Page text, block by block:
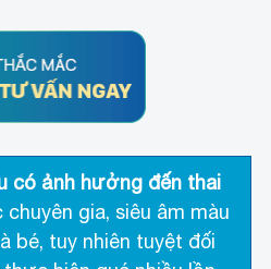
có ảnh hưởng đến thai
chuyên gia, siêu âm màu
bé, tuy nhiên tuyệt đối